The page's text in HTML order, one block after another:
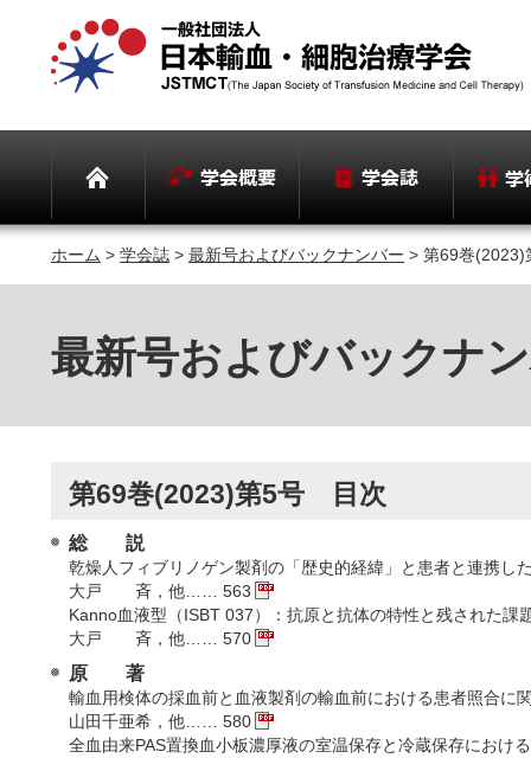
ホーム > 学会誌 > 最新号およびバックナンバー > 第69巻
最新号およびバックナ
第69巻(2023)第5号 目次
総 説
乾燥人フィブリノゲン製剤の「歴史的経緯」と患者と連携し
大戸 斉，他…… 563
Kanno血液型（ISBT 037）：抗原と抗体の特性と残された課
大戸 斉，他…… 570
原 著
輸血用検体の採血前と血液製剤の輸血前における患者照合に
山田千亜希，他…… 580
全血由来PAS置換血小板濃厚液の室温保存と冷蔵保存におけ